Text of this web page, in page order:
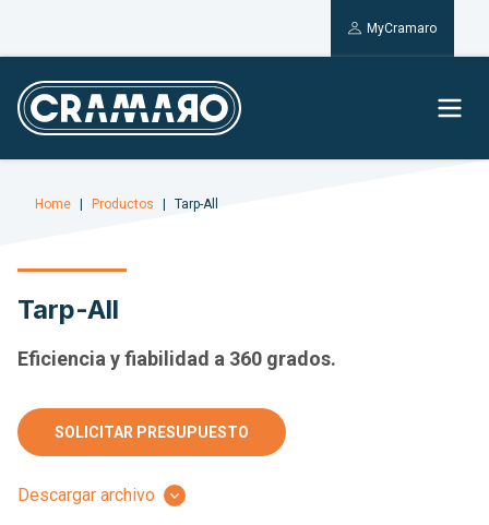
MyCramaro
Home Productos Tarp-All
Tarp-All
Eficiencia y fiabilidad a 360 grados.
SOLICITAR PRESUPUESTO
Descargar archivo